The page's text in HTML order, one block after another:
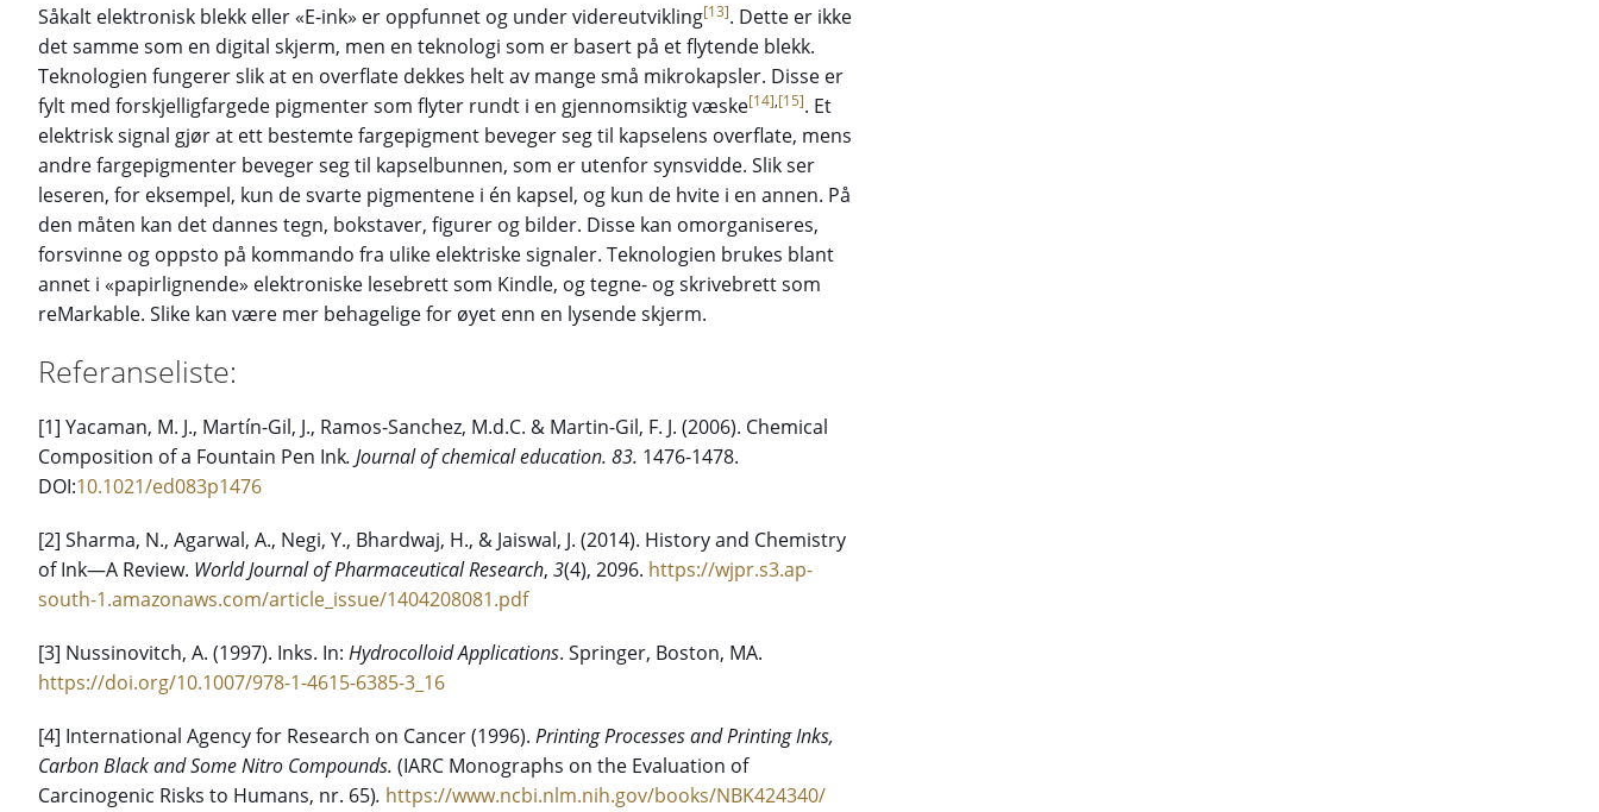
Såkalt elektronisk blekk eller «E-ink» er oppfunnet og under videreutvikling[13]. Dette er ikke
det samme som en digital skjerm, men en teknologi som er basert på et flytende blekk.
Teknologien fungerer slik at en overflate dekkes helt av mange små mikrokapsler. Disse er
fylt med forskjelligfargede pigmenter som flyter rundt i en gjennomsiktig væske[14],[15]. Et
elektrisk signal gjør at ett bestemte fargepigment beveger seg til kapselens overflate, mens
andre fargepigmenter beveger seg til kapselbunnen, som er utenfor synsvidde. Slik ser
leseren, for eksempel, kun de svarte pigmentene i én kapsel, og kun de hvite i en annen. På
den måten kan det dannes tegn, bokstaver, figurer og bilder. Disse kan omorganiseres,
forsvinne og oppsto på kommando fra ulike elektriske signaler. Teknologien brukes blant
annet i «papirlignende» elektroniske lesebrett som Kindle, og tegne- og skrivebrett som
reMarkable. Slike kan være mer behagelige for øyet enn en lysende skjerm.
Referanseliste:
[1] Yacaman, M. J., Martín-Gil, J., Ramos-Sanchez, M.d.C. & Martin-Gil, F. J. (2006). Chemical
Composition of a Fountain Pen Ink. Journal of chemical education. 83. 1476-1478.
DOI:10.1021/ed083p1476
[2] Sharma, N., Agarwal, A., Negi, Y., Bhardwaj, H., & Jaiswal, J. (2014). History and Chemistry
of Ink—A Review. World Journal of Pharmaceutical Research, 3(4), 2096. https://wjpr.s3.ap-
south-1.amazonaws.com/article_issue/1404208081.pdf
[3] Nussinovitch, A. (1997). Inks. In: Hydrocolloid Applications. Springer, Boston, MA.
https://doi.org/10.1007/978-1-4615-6385-3_16
[4] International Agency for Research on Cancer (1996). Printing Processes and Printing Inks,
Carbon Black and Some Nitro Compounds. (IARC Monographs on the Evaluation of
Carcinogenic Risks to Humans, nr. 65). https://www.ncbi.nlm.nih.gov/books/NBK424340/